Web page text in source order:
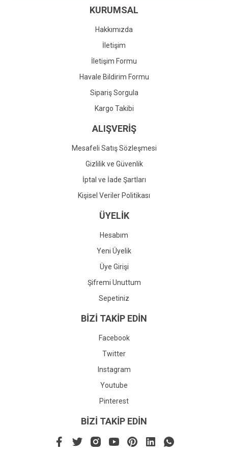
Ürün fiyatı diğer sitelerden daha pahalı.
Gönder
KURUMSAL
Hakkımızda
İletişim
İletişim Formu
Havale Bildirim Formu
Sipariş Sorgula
Kargo Takibi
ALIŞVERİŞ
Mesafeli Satış Sözleşmesi
Gizlilik ve Güvenlik
İptal ve İade Şartları
Kişisel Veriler Politikası
ÜYELİK
Hesabım
Yeni Üyelik
Üye Girişi
Şifremi Unuttum
Sepetiniz
BİZİ TAKİP EDİN
Facebook
Twitter
Instagram
Youtube
Pinterest
BİZİ TAKİP EDİN